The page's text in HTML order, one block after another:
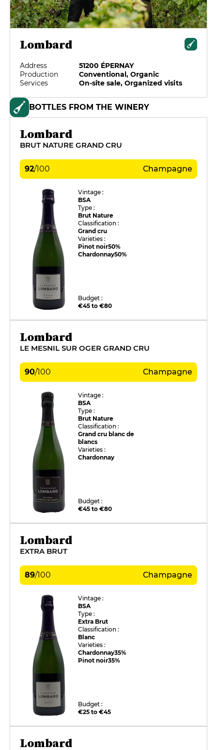
Lombard
Address
51200 ÉPERNAY
Production
Conventional, Organic
Services
On-site sale, Organized visits
BOTTLES FROM THE WINERY
Lombard
BRUT NATURE GRAND CRU
92/100 Champagne
Vintage :
BSA
Type :
Brut Nature
Classification :
Grand cru
Varieties :
Pinot noir50%
Chardonnay50%
Budget :
€45 to €80
Lombard
LE MESNIL SUR OGER GRAND CRU
90/100 Champagne
Vintage :
BSA
Type :
Brut Nature
Classification :
Grand cru blanc de
blancs
Varieties :
Chardonnay
Budget :
€45 to €80
Lombard
EXTRA BRUT
89/100 Champagne
Vintage :
BSA
Type :
Extra Brut
Classification :
Blanc
Varieties :
Chardonnay35%
Pinot noir35%
Budget :
€25 to €45
Lombard